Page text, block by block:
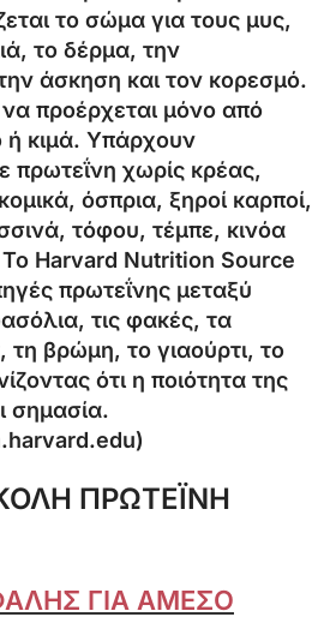
το σώμα για τους μυς,
το δέρμα, την
άσκηση και τον κορεσμό.
προέρχεται μόνο από
ή κιμά. Υπάρχουν
πρωτεΐνη χωρίς κρέας,
όσπρια, ξηροί καρποί,
τόφου, τέμπε, κινόα
Το Harvard Nutrition Source
πρωτεΐνης μεταξύ
τις φακές, τα
βρώμη, το γιαούρτι, το
ότι η ποιότητα της
σημασία.
ΠΡΩΤΕΪΝΗ
ΓΙΑ ΑΜΕΣΟ